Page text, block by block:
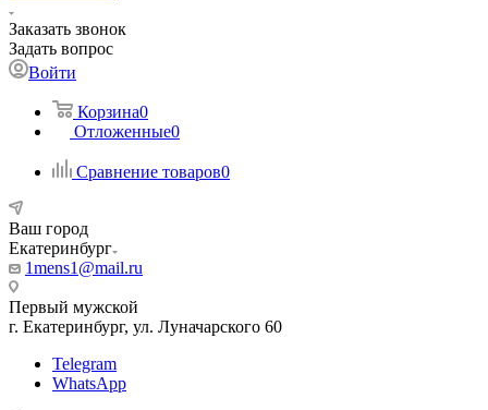
Заказать звонок
Задать вопрос
Войти
Корзина0
Отложенные0
Сравнение товаров0
Ваш город
Екатеринбург
1mens1@mail.ru
Первый мужской
г. Екатеринбург, ул. Луначарского 60
Telegram
WhatsApp